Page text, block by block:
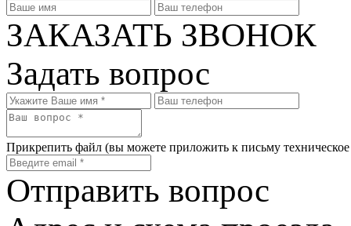
ЗАКАЗАТЬ ЗВОНОК
Задать вопрос
Прикрепить файл (вы можете приложить к письму
Отправить вопрос